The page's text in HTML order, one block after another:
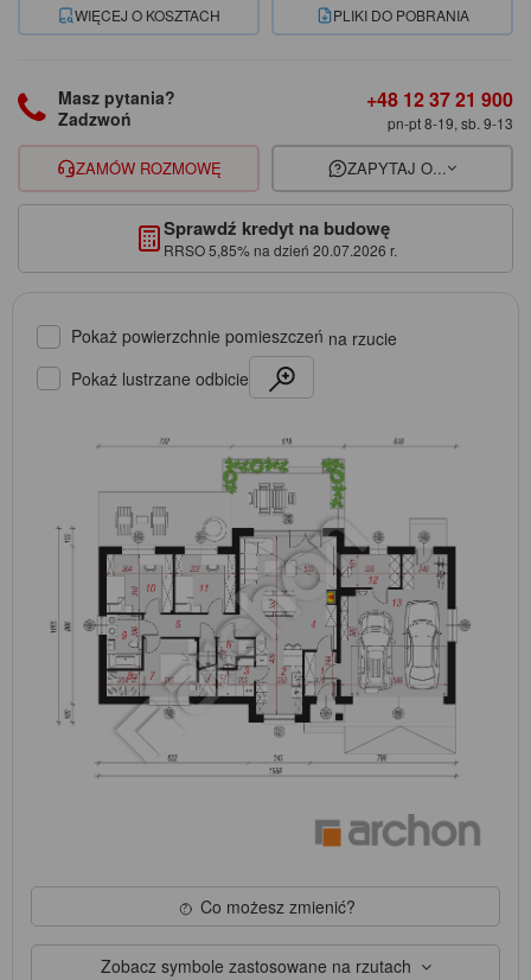
WIĘCEJ O KOSZTACH PLIKI DO POBRANIA
Masz pytania?
Zadzwoń
+48 12 37 21 900
pn-pt 8-19, sb. 9-13
ZAMÓW ROZMOWĘ ZAPYTAJ O...
Sprawdź kredyt na budowę
RRSO 5,85% na dzień 20.07.2026 r.
Pokaż powierzchnie pomieszczeń na rzucie
Pokaż lustrzane odbicie
Co możesz zmienić?
Zobacz symbole zastosowane na rzutach